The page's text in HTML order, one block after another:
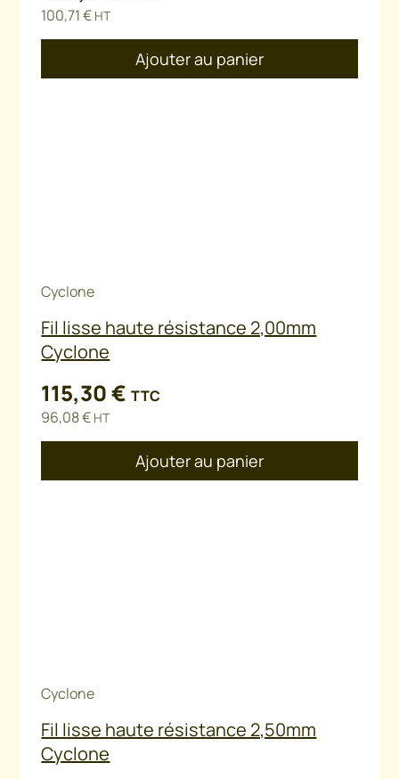
100,71€ HT
Ajouter au panier
Cyclone
Fil lisse haute résistance 2,00mm
Cyclone
115,30€ TTC
96,08€ HT
Ajouter au panier
Cyclone
Fil lisse haute résistance 2,50mm
Cyclone